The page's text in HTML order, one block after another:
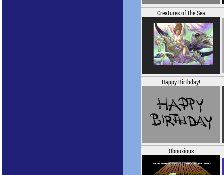
Creatures of the Sea
Happy Birthday!
Obnoxious